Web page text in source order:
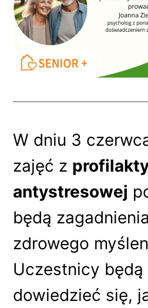
W dniu 3
zajęć z
antystresowej
będą
zdrowego
Uczestnicy będą
dowiedzieć się,